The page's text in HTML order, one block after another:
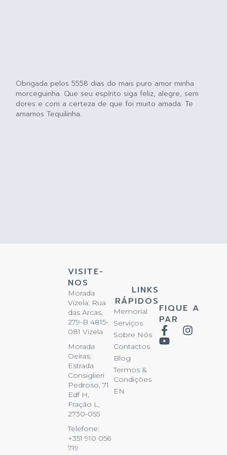
Obrigada pelos 5558 dias do mais puro amor minha
morceguinha. Que seu espírito siga feliz, alegre, sem
dores e com a certeza de que foi muito amada. Te
amamos Tequilinha.
VISITE-
NOS
Morada
Vizela: Rua
das Arcas,
279-B 4815-
081 Vizela
Morada
Oeiras:
Estrada
Consiglieri
Pedroso, 71
Edf H,
Fração L,
2730-055
Telefone:
+351 910 056
719
LINKS
RÁPIDOS
Memorial
Serviços
Sobre Nós
Contactos
Blog
Termos &
Condições
EN
FIQUE A
PAR